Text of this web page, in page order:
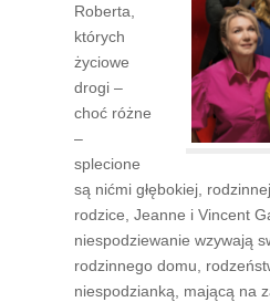
Roberta,
których
życiowe
drogi –
choć różne
–
splecione
są nićmi głębokiej,
rodzice, Jeanne i Vincent
niespodziewanie wzywają
rodzinnego domu,
niespodzianką, mającą na